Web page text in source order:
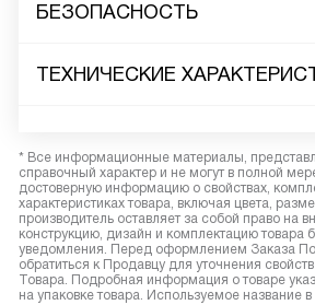
БЕЗОПАСНОСТЬ
ТЕХНИЧЕСКИЕ
* Все информационные материалы,
справочный характер и не могут в полной
достоверную информацию о свойствах,
характеристиках товара, включая цвета,
производитель оставляет за собой право на
конструкцию, дизайн и комплектацию товара
уведомления. Перед оформлением Заказа
обратиться к Продавцу для уточнения
Товара. Подробная информация о товаре
на упаковке товара. Используемое название